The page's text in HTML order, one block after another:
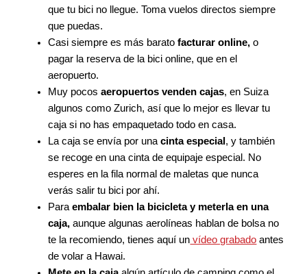
que tu bici no llegue. Toma vuelos directos siempre
que puedas.
Casi siempre es más baratofacturar online, o
pagar la reserva de la bici online, que en el
aeropuerto.
Muy pocosaeropuertos venden cajas, en Suiza
algunos como Zurich, así que lo mejor es llevar tu
caja si no has empaquetado todo en casa.
La caja se envía por unacinta especial , y también
se recoge en una cinta de equipaje especial. No
esperes en la fila normal de maletas que nunca
verás salir tu bici por ahí.
Paraembalar bien la bicicleta y meterla en una
caja, aunque algunas aerolíneas hablan de bolsa no
te la recomiendo, tienes aquí un vídeo grabado antes
de volar a Hawai.